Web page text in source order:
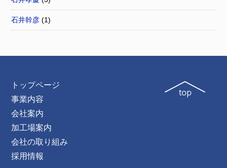
石井幹彦 (1)
トップページ
事業内容
会社案内
加工場案内
会社の取り組み
採用情報